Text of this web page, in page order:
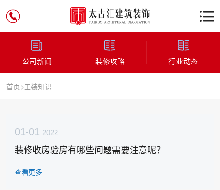
公司新闻 装修攻略 行业动态
首页>工装知识
01-01 2022
装修收房验房有哪些问题需要注意呢？
查看更多